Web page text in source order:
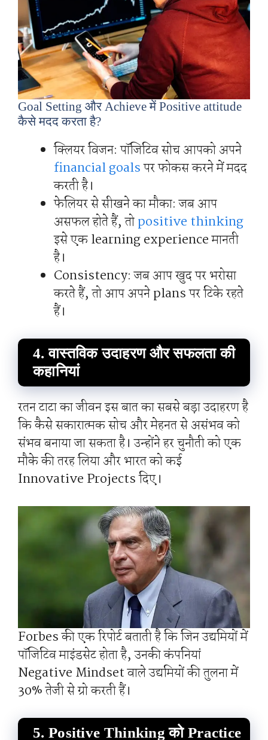
Goal Setting और Achieve में Positive attitude
कैसे मदद करता है?
क्लियर विजन: पॉजिटिव सोच आपको अपने
financial goalsपर फोकस करने में मदद
करती है।
फेलियर से सीखने का मौका: जब आप
असफल होते हैं, तोpositive thinking
इसे एक learning experience मानती
है।
Consistency: जब आप खुद पर भरोसा
करते हैं, तो आप अपने plans पर टिके रहते
हैं।
4. वास्तविक उदाहरण और सफलता की
कहानियां
रतन टाटा का जीवन इस बात का सबसे बड़ा उदाहरण है
कि कैसे सकारात्मक सोच और मेहनत से असंभव को
संभव बनाया जा सकता है। उन्होंने हर चुनौती को एक
मौके की तरह लिया और भारत को कई
Innovative Projects दिए।
Forbes की एक रिपोर्ट बताती है कि जिन उद्यमियों में
पॉजिटिव माइंडसेट होता है, उनकी कंपनियां
Negative Mindset वाले उद्यमियों की तुलना में
30% तेजी से ग्रो करती हैं।
5. Positive Thinking को Practice